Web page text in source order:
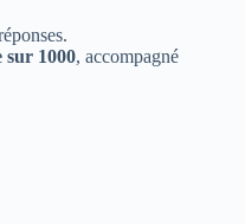
sur 1000, accompagné